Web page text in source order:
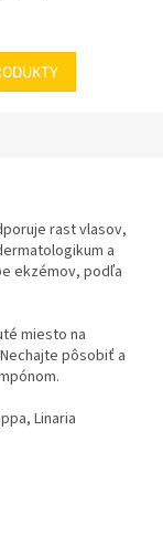
rast vlasov,
a
ekzémov, podľa
miesto na
pôsobiť a
Linaria